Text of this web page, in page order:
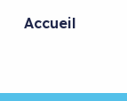
Accueil